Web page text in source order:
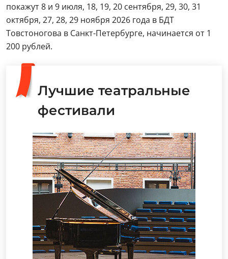
покажут 8 и 9 июля, 18, 19, 20 сентября, 29, 30, 31
октября, 27, 28, 29 ноября 2026 года в БДТ
Товстоногова в Санкт-Петербурге, начинается от 1
200 рублей.
Лучшие театральные
фестивали